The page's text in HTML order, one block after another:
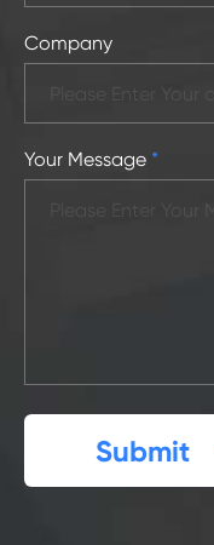
Company
Your Message *
Submit